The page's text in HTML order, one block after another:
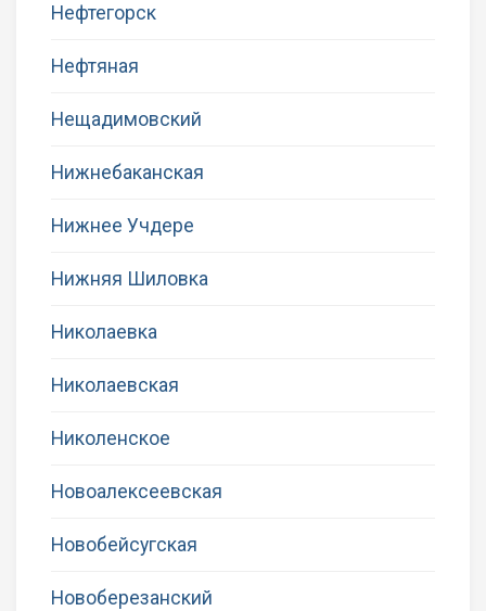
Нефтегорск
Нефтяная
Нещадимовский
Нижнебаканская
Нижнее Учдере
Нижняя Шиловка
Николаевка
Николаевская
Николенское
Новоалексеевская
Новобейсугская
Новоберезанский